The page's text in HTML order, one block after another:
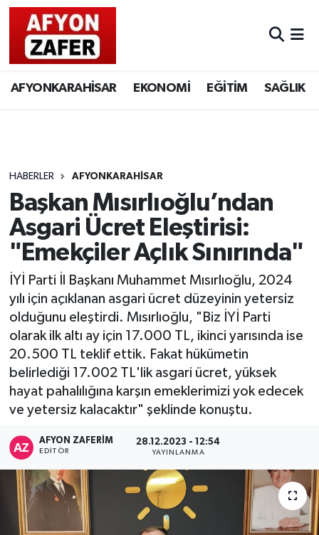
AFYONKARAHİSAR EKONOMİ EĞİTİM SAĞLIK
HABERLER AFYONKARAHİSAR
Başkan Mısırlıoğlu’ndan
Asgari Ücret Eleştirisi:
"Emekçiler Açlık Sınırında"
İYİ Parti İl Başkanı Muhammet Mısırlıoğlu, 2024
yılı için açıklanan asgari ücret düzeyinin yetersiz
olduğunu eleştirdi. Mısırlıoğlu, "Biz İYİ Parti
olarak ilk altı ay için 17.000 TL, ikinci yarısında ise
20.500 TL teklif ettik. Fakat hükümetin
belirlediği 17.002 TL'lik asgari ücret, yüksek
hayat pahalılığına karşın emeklerimizi yok edecek
ve yetersiz kalacaktır" şeklinde konuştu.
AFYON ZAFERİM
EDITÖR
28.12.2023 - 12:54
YAYINLANMA